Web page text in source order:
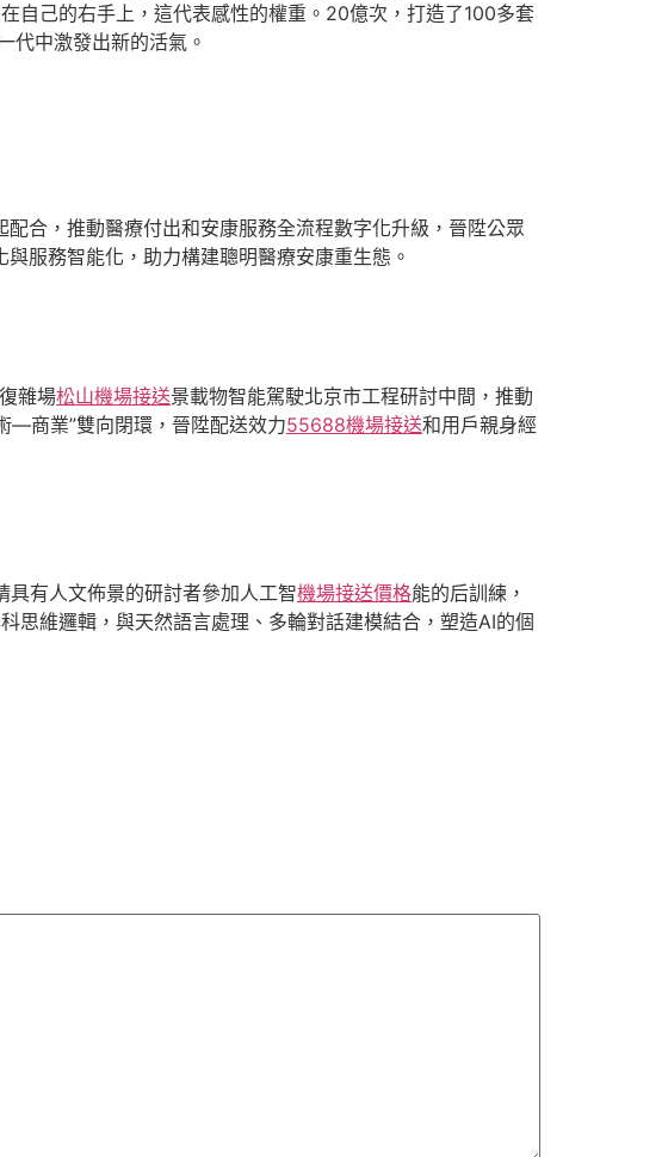
自己的右手上，這代表感性的權重。20億次，打造了100多套
代中激發出新的活氣。
合，推動醫療付出和安康服務全流程數字化升級，晉陞公眾
服務智能化，助力構建聰明醫療安康重生態。
雜場松山機場接送景載物智能駕駛北京市工程研討中間，推動
—商業”雙向閉環，晉陞配送效力55688機場接送和用戶親身經
具有人文佈景的研討者參加人工智機場接送價格能的后訓練，
思維邏輯，與天然語言處理、多輪對話建模結合，塑造AI的個